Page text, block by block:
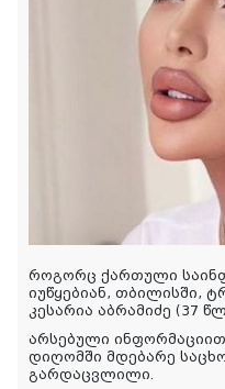
როგორც ქართული
იუწყებიან, თბილისში,
კესარია აბრამიძე (37
არსებული
დიღომში მდებარე
გარდაცვლილი.